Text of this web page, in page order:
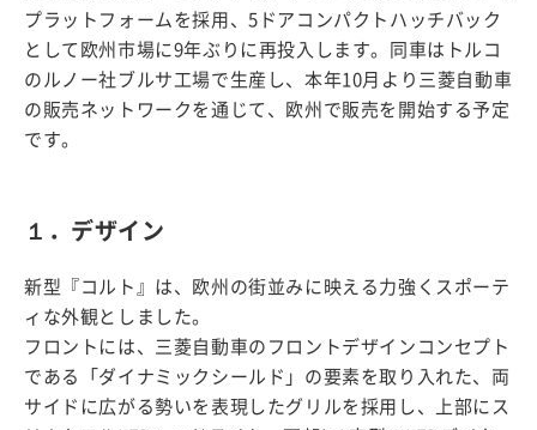
プラットフォームを採用、5ドアコンパクトハッチバック
として欧州市場に9年ぶりに再投入します。同車はトルコ
のルノー社ブルサ工場で生産し、本年10月より三菱自動車
の販売ネットワークを通じて、欧州で販売を開始する予定
です。
１．デザイン
新型『コルト』は、欧州の街並みに映える力強くスポーテ
ィな外観としました。
フロントには、三菱自動車のフロントデザインコンセプト
である「ダイナミックシールド」の要素を取り入れた、両
サイドに広がる勢いを表現したグリルを採用し、上部にス